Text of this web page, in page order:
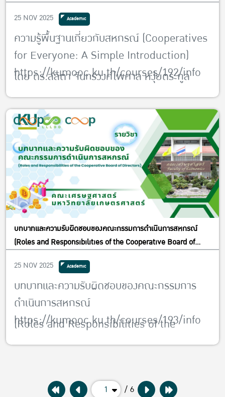
25 NOV 2025
Academic
ความรู้พื้นฐานเกี่ยวกับสหกรณ์ (Cooperatives
for Everyone: A Simple Introduction)
โดย ดร.ลลิตา จันทรวงศ์ไพศาล หงุ่ยตระกูล
อาจารย์ภาควิชาสหกรณ์
https://kumooc.ku.th/courses/192/info
บทบาทและความรับผิดชอบของคณะกรรมการดำเนินการสหกรณ์
(Roles and Responsibilities of the Cooperative Board of
25 NOV 2025 Academic
บทบาทและความรับผิดชอบของคณะกรรมการ
ดำเนินการสหกรณ์
(Roles and Responsibilities of the
Cooperative Board of Directors)
อาจารย์ภาควิชาสหกรณ์
https://kumooc.ku.th/courses/193/info
1 / 6